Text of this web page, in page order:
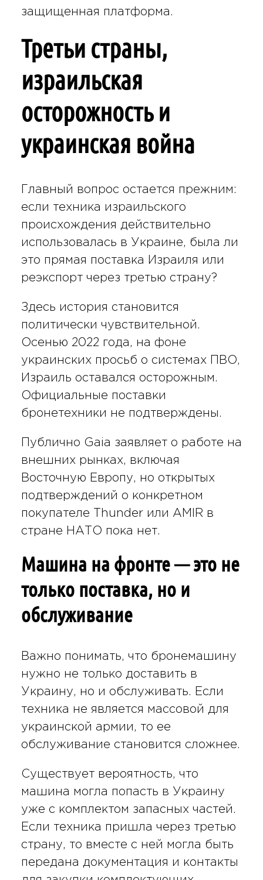
защищенная платформа.
Третьи страны,
израильская
осторожность и
украинская война
Главный вопрос остается прежним:
если техника израильского
происхождения действительно
использовалась в Украине, была ли
это прямая поставка Израиля или
реэкспорт через третью страну?
Здесь история становится
политически чувствительной.
Осенью 2022 года, на фоне
украинских просьб о системах ПВО,
Израиль оставался осторожным.
Официальные поставки
бронетехники не подтверждены.
Публично Gaia заявляет о работе на
внешних рынках, включая
Восточную Европу, но открытых
подтверждений о конкретном
покупателе Thunder или AMIR в
стране НАТО пока нет.
Машина на фронте — это не
только поставка, но и
обслуживание
Важно понимать, что бронемашину
нужно не только доставить в
Украину, но и обслуживать. Если
техника не является массовой для
украинской армии, то ее
обслуживание становится сложнее.
Существует вероятность, что
машина могла попасть в Украину
уже с комплектом запасных частей.
Если техника пришла через третью
страну, то вместе с ней могла быть
передана документация и контакты